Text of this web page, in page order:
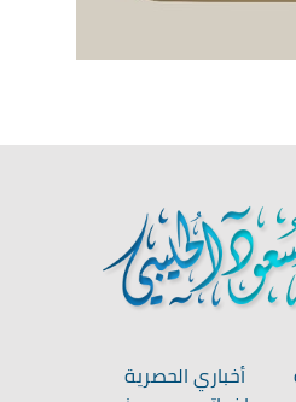
أخباري الحصرية